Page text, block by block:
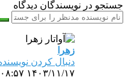
جستجو در نویسندگان دیدگاه
زهرا
دنبال کردن
۱۴۰۳/۱۱/۱۷ ۰۸:۵۷